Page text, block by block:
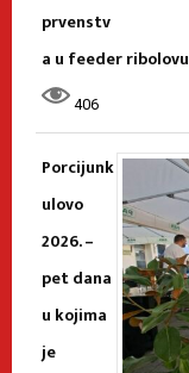
prvenstv
a u feeder ribolovu
406
Porcijunk
ulovo
2026. –
pet dana
u kojima
je